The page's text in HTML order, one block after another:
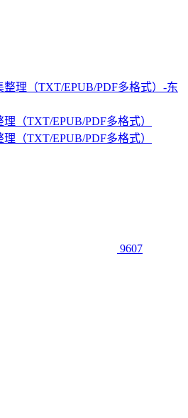
（TXT/EPUB/PDF多格式）
（TXT/EPUB/PDF多格式）
9607